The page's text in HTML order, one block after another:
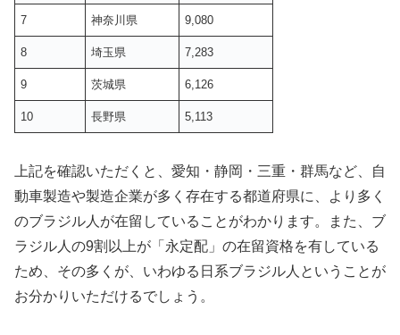
7 神奈川県 9,080
8 埼玉県 7,283
9 茨城県 6,126
10 長野県 5,113
上記を確認いただくと、愛知・静岡・三重・群馬など、自
動車製造や製造企業が多く存在する都道府県に、より多く
のブラジル人が在留していることがわかります。また、ブ
ラジル人の9割以上が「永定配」の在留資格を有している
ため、その多くが、いわゆる日系ブラジル人ということが
お分かりいただけるでしょう。